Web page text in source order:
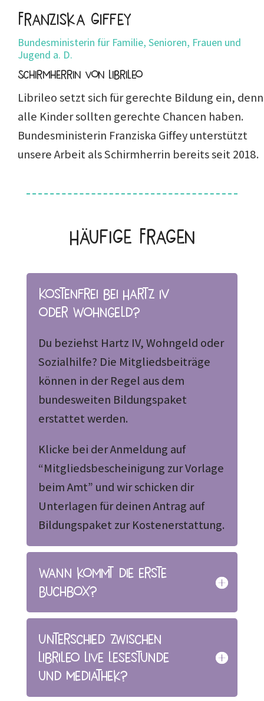
Franziska Giffey
Bundesministerin für Familie, Senioren, Frauen und
Jugend a. D.
Schirmherrin von Librileo
Librileo setzt sich für gerechte Bildung ein, denn
alle Kinder sollten gerechte Chancen haben.
Bundesministerin Franziska Giffey unterstützt
unsere Arbeit als Schirmherrin bereits seit 2018.
Häufige Fragen
Kostenfrei bei Hartz IV
oder Wohngeld?
Du beziehst Hartz IV, Wohngeld oder
Sozialhilfe? Die Mitgliedsbeiträge
können in der Regel aus dem
bundesweiten Bildungspaket
erstattet werden.
Klicke bei der Anmeldung auf
“Mitgliedsbescheinigung zur Vorlage
beim Amt” und wir schicken dir
Unterlagen für deinen Antrag auf
Bildungspaket zur Kostenerstattung.
Wann kommt die erste
Buchbox?
Unterschied zwischen
Librileo Live Lesestunde
und Mediathek?